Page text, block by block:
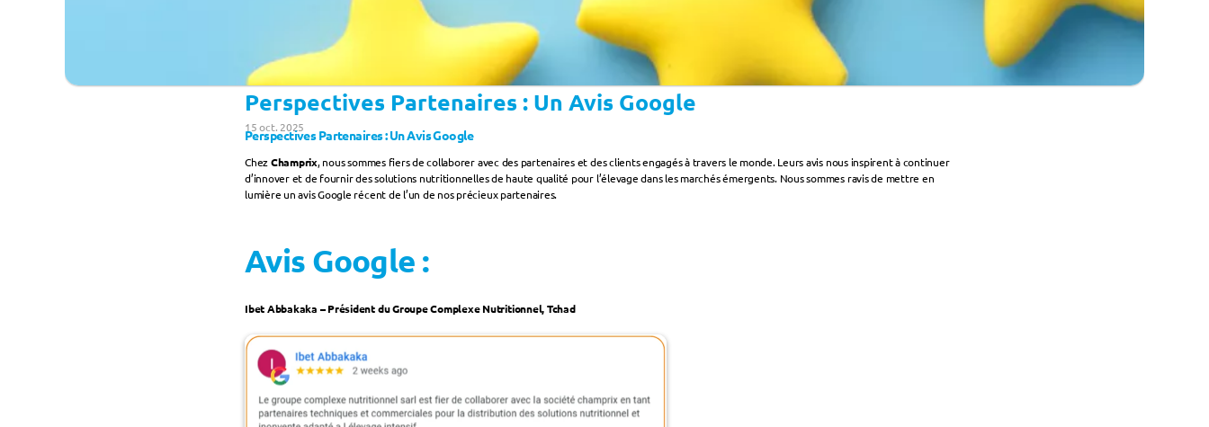
Perspectives Partenaires : Un Avis Google
15 oct. 2025
Perspectives Partenaires : Un Avis Google
Chez Champrix, nous sommes fiers de collaborer avec des partenaires et des clients engagés à travers le monde. Leurs avis nous inspirent à continuer
d’innover et de fournir des solutions nutritionnelles de haute qualité pour l’élevage dans les marchés émergents. Nous sommes ravis de mettre en
lumière un avis Google récent de l’un de nos précieux partenaires.
Avis Google :
Ibet Abbakaka – Président du Groupe Complexe Nutritionnel, Tchad